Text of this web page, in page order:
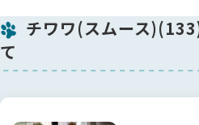
チワワ(スムース
て